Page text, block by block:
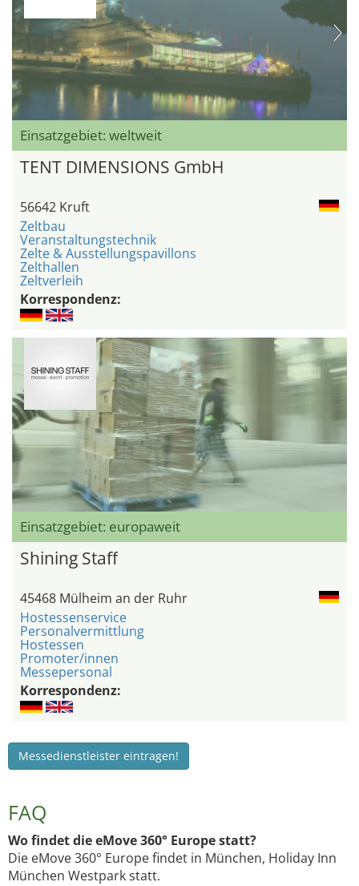
Einsatzgebiet: weltweit
TENT DIMENSIONS GmbH
56642 Kruft
Zeltbau
Veranstaltungstechnik
Zelte & Ausstellungspavillons
Zelthallen
Zeltverleih
Korrespondenz:
Einsatzgebiet: europaweit
Shining Staff
45468 Mülheim an der Ruhr
Hostessenservice
Personalvermittlung
Hostessen
Promoter/innen
Messepersonal
Korrespondenz:
Messedienstleister eintragen!
FAQ
Wo findet die eMove 360° Europe statt?
Die eMove 360° Europe findet in München, Holiday Inn
München Westpark statt.